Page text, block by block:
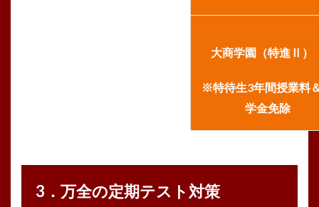
大商学園（特進Ⅱ
※特待生3年間授業料
学金免除
3．万全の定期テスト対策